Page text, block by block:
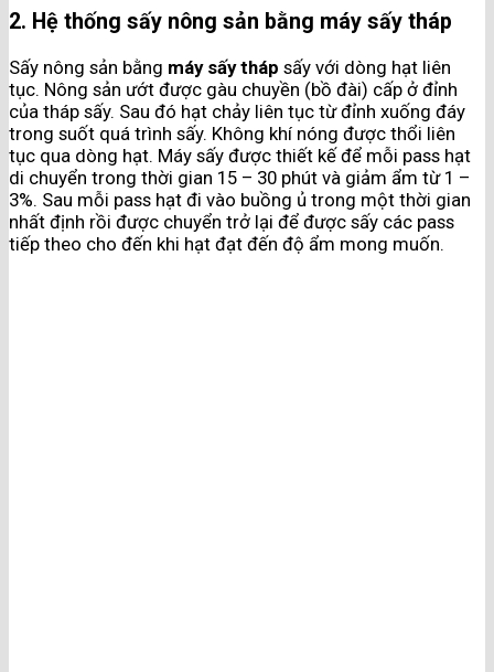
2. Hệ thống sấy nông sản bằng máy sấy tháp
Sấy nông sản bằng máy sấy tháp sấy với dòng hạt liên
tục. Nông sản ướt được gàu chuyền (bồ đài) cấp ở đỉnh
của tháp sấy. Sau đó hạt chảy liên tục từ đỉnh xuống đáy
trong suốt quá trình sấy. Không khí nóng được thổi liên
tục qua dòng hạt. Máy sấy được thiết kế để mỗi pass hạt
di chuyển trong thời gian 15 – 30 phút và giảm ẩm từ 1 –
3%. Sau mỗi pass hạt đi vào buồng ủ trong một thời gian
nhất định rồi được chuyển trở lại để được sấy các pass
tiếp theo cho đến khi hạt đạt đến độ ẩm mong muốn.